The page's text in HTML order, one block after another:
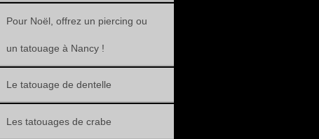
Pour Noël, offrez un piercing ou
un tatouage à Nancy !
Le tatouage de dentelle
Les tatouages de crabe